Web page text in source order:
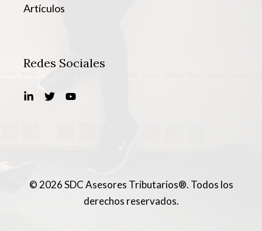
Artículos
Redes Sociales
© 2026 SDC Asesores Tributarios®. Todos los
derechos reservados.